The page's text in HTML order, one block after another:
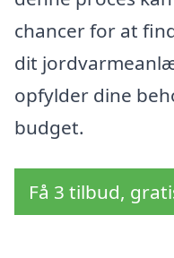
chancer for at
dit
opfylder dine
budget.
Få 3 tilbud,